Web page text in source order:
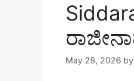
May 28, 2026 by